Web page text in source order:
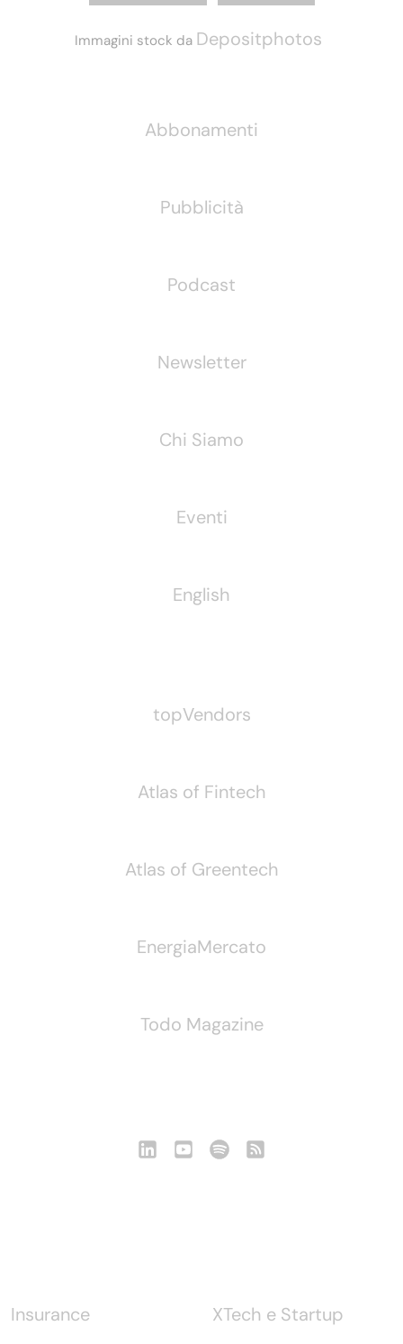
Immagini stock da Depositphotos
Abbonamenti
Pubblicità
Podcast
Newsletter
Chi Siamo
Eventi
English
topVendors
Atlas of Fintech
Atlas of Greentech
EnergiaMercato
Todo Magazine
Insurance XTech e Startup